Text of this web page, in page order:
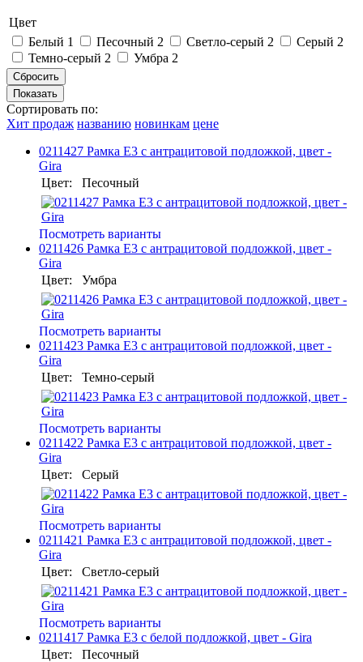
Цвет
Белый 1 Песочный 2 Светло-серый 2 Серый 2
Темно-серый 2 Умбра 2
Сортировать по:
Хит продаж названию новинкам цене
0211427 Рамка E3 с антрацитовой подложкой, цвет -
Gira
Цвет:
Песочный
Посмотреть варианты
0211426 Рамка E3 с антрацитовой подложкой, цвет -
Gira
Цвет:
Умбра
Посмотреть варианты
0211423 Рамка E3 с антрацитовой подложкой, цвет -
Gira
Цвет:
Темно-серый
Посмотреть варианты
0211422 Рамка E3 с антрацитовой подложкой, цвет -
Gira
Цвет:
Серый
Посмотреть варианты
0211421 Рамка E3 с антрацитовой подложкой, цвет -
Gira
Цвет:
Светло-серый
Посмотреть варианты
0211417 Рамка E3 с белой подложкой, цвет - Gira
Цвет:
Песочный